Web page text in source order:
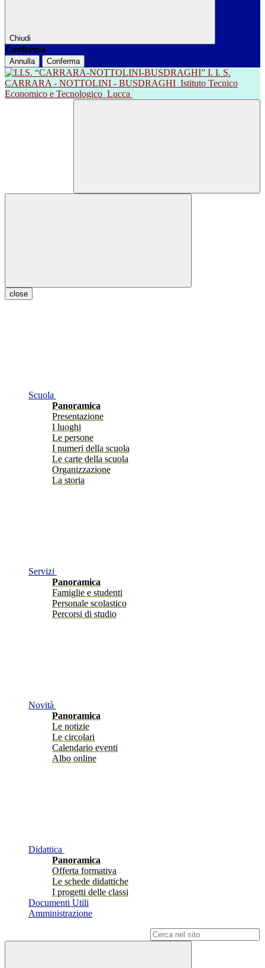
Chiudi
Conferma
Annulla Conferma
I. I. S.
CARRARA - NOTTOLINI - BUSDRAGHI Istituto Tecnico
Economico e Tecnologico Lucca
close
Scuola
Panoramica
Presentazione
I luoghi
Le persone
I numeri della scuola
Le carte della scuola
Organizzazione
La storia
Servizi
Panoramica
Famiglie e studenti
Personale scolastico
Percorsi di studio
Novità
Panoramica
Le notizie
Le circolari
Calendario eventi
Albo online
Didattica
Panoramica
Offerta formativa
Le schede didattiche
I progetti delle classi
Documenti Utili
Amministrazione